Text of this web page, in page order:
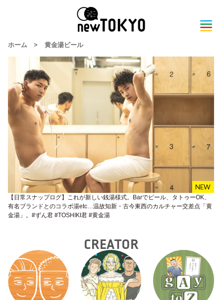
ホーム > 黄金湯ビール
【日常スナップログ】これが新しい銭湯様式。Barでビール、タトゥーOK、
有名ブランドとのコラボ湯etc…温故知新・古今東西のカルチャー交差点「黄
金湯」。#ずん君 #TOSHIKI君 #黄金湯
CREATOR